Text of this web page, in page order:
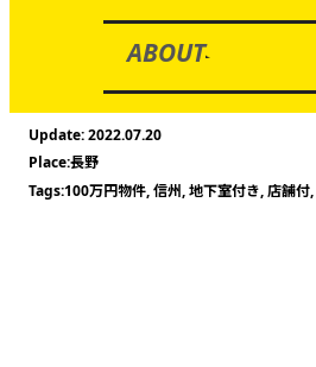
ABOUT
2022.07.20
長野
100万円物件,信州,地下室付き,店舗付,